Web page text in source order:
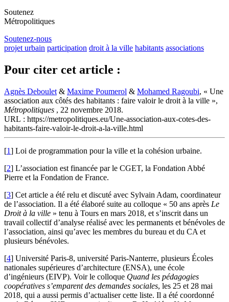
Soutenez
Métropolitiques
Soutenez-nous
projet urbain participation droit à la ville habitants associations
Pour citer cet article :
Agnès Deboulet & Maxime Poumerol & Mohamed Ragoubi, « Une
association aux côtés des habitants : faire valoir le droit à la ville »,
Métropolitiques , 22 novembre 2018.
URL : https://metropolitiques.eu/Une-association-aux-cotes-des-
habitants-faire-valoir-le-droit-a-la-ville.html
[1] Loi de programmation pour la ville et la cohésion urbaine.
[2] L’association est financée par le CGET, la Fondation Abbé
Pierre et la Fondation de France.
[3] Cet article a été relu et discuté avec Sylvain Adam, coordinateur
de l’association. Il a été élaboré suite au colloque « 50 ans après Le
Droit à la ville » tenu à Tours en mars 2018, et s’inscrit dans un
travail collectif d’analyse réalisé avec les permanents et bénévoles de
l’association, ainsi qu’avec les membres du bureau et du CA et
plusieurs bénévoles.
[4] Université Paris-8, université Paris-Nanterre, plusieurs Écoles
nationales supérieures d’architecture (ENSA), une école
d’ingénieurs (EIVP). Voir le colloque Quand les pédagogies
coopératives s’emparent des demandes sociales, les 25 et 28 mai
2018, qui a aussi permis d’actualiser cette liste. Il a été coordonné